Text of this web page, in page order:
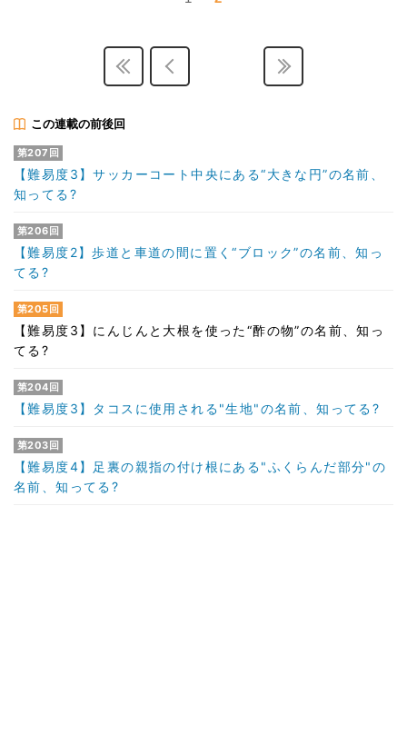
この連載の前後回
第207回
【難易度3】サッカーコート中央にある“大きな円”の名前、
知ってる?
第206回
【難易度2】歩道と車道の間に置く“ブロック”の名前、知っ
てる?
第205回
【難易度3】にんじんと大根を使った“酢の物”の名前、知っ
てる?
第204回
【難易度3】タコスに使用される"生地"の名前、知ってる?
第203回
【難易度4】足裏の親指の付け根にある"ふくらんだ部分"の
名前、知ってる?